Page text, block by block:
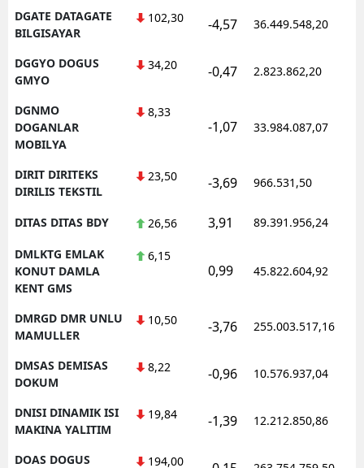
DGATE DATAGATE
BILGISAYAR
102,30 -4,57 36.449.548,20
DGGYO DOGUS
GMYO
34,20 -0,47 2.823.862,20
DGNMO
DOGANLAR
MOBILYA
8,33
-1,07 33.984.087,07
DIRIT DIRITEKS
DIRILIS TEKSTIL
23,50 -3,69 966.531,50
DITAS DITAS BDY 26,56 3,91 89.391.956,24
DMLKTG EMLAK
KONUT DAMLA
KENT GMS
6,15
0,99 45.822.604,92
DMRGD DMR UNLU
MAMULLER
10,50 -3,76 255.003.517,16
DMSAS DEMISAS
DOKUM
8,22 -0,96 10.576.937,04
DNISI DINAMIK ISI
MAKINA YALITIM
19,84 -1,39 12.212.850,86
DOAS DOGUS
194,00